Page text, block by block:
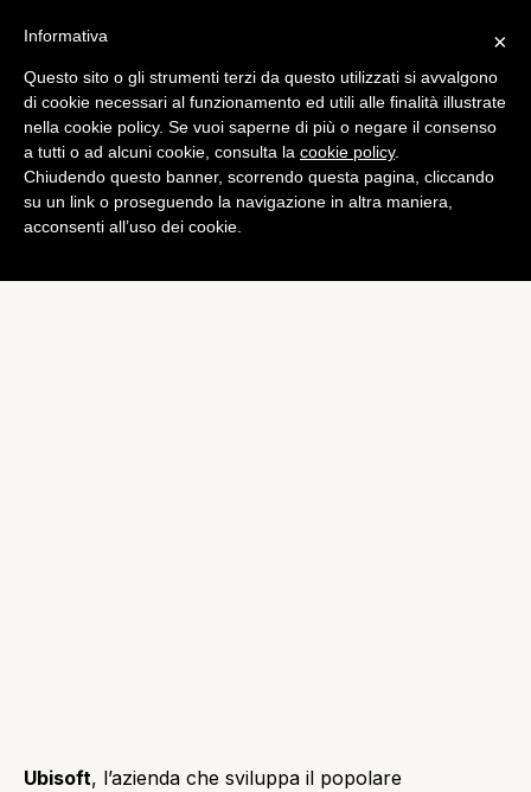
Tech
Ubisoft dichiara che i propri
server sono stati attaccati
di Alessandro Moretti
Ubisoft, l’azienda che sviluppa il popolare
×
Informativa
Questo sito o gli strumenti terzi da questo utilizzati si avvalgono
di cookie necessari al funzionamento ed utili alle finalità illustrate
nella cookie policy. Se vuoi saperne di più o negare il consenso
a tutti o ad alcuni cookie, consulta la cookie policy.
Chiudendo questo banner, scorrendo questa pagina, cliccando
su un link o proseguendo la navigazione in altra maniera,
acconsenti all’uso dei cookie.